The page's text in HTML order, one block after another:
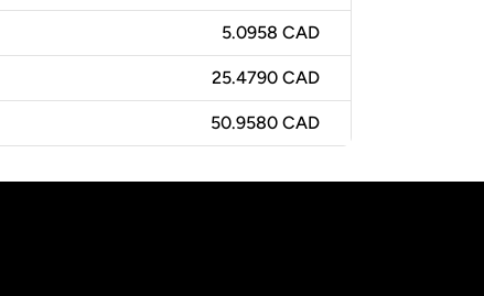
5.0958 CAD
25.4790 CAD
50.9580 CAD